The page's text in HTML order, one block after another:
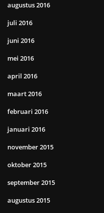
augustus 2016
juli 2016
juni 2016
mei 2016
april 2016
maart 2016
februari 2016
januari 2016
november 2015
oktober 2015
september 2015
augustus 2015